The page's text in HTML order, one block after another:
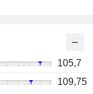
105,7
109,75